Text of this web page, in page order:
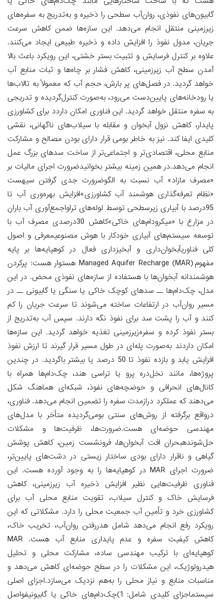
گابیون‌های نفوذی، روان‌آب سطحی را ذخیره و به‌تدریج به سفره‌های
زیرزمینی منتقل انجام می‌دهد. این سازه‌ها ضمن کاهش سرعت
جریان، مدول نفوذ را افزایش داده و ذخیره طبیعی ایجاد می‌کنند.
علاوه بر کنترل فرسایش و تثبیت بستر خشتی، این رویکرد باعث بالا
آمدن سطح آب زیرزمینی، کاهش فشار بر چاه‌ها و ثبات منابع آب
خواهد گردید. در فصل‌های پر بارش، حجم آب که معمولاً به تالاب‌ها
یا رودخانه‌های پایین‌دست می‌رود، به‌صورت کنترل‌گردیده و تدریجی
به سفره منتقل خواهد گردید. این فناوری امکان داردد برای کشاورزی
پایدار، کاهش نزول آبخوان و مقابله با سیلاب‌های ناگهانی، نقشی
کلیدی ایفا کند. نیز به خاطر بومی قرار دارای بودن مصالح و مشارکت
منابع محلی، اقتصادی‌تر و اجتماعی‌تر از ساخت سدهای بزرگ عمل
انجام می‌دهد.در همین زمینه بیشتر بخوانیدضرورت اجرای مالیات بر
«مصرف مازاد» آب نسبت به الگوضرورت جدی گرفتن سیهست
«نظام تعرفه‌گذاری هوشمند آب کشاورزی»افزایش بهره‌وری آب تا
95درصد با آبیاری زیرسطحی توسط لوله‌های تراواجمع‌آوری آب باران
در مزارع با «میکرودام‌های خاکی»کاهش 30درصدی مصرف آب با
توسعه سیستم‌های آبیاری خودکار با هوش مصنوعیمعرفی و اصول
کلی فناوریآبخوان‌داری و آبخیزداری فعال در کوهپایه‌ها بر پایه
مفهوم Managed Aquifer Recharge (MAR) هستوار هست: پرکردن
هوشمندانه آبخوان‌ها با هستفاده از سازه‌های نفوذی محض. در این
مدل، چک‌دام‌ها ــ سدهای کوچک خاکی یا سنگی یا گابیونی ــ در
مسیر روان‌آب در ارتفاعات ساخته می‌شوند تا سرعت جریان را کم
کنند و آب را پشت سد برای نفوذ نگه دارند. سپس آب به‌تدریج از
بستر نفوذ کرده و سفره‌زیرزمینی تغذیه خواهد گردید. این سازه‌ها
امکان داردند به‌صورت پله‌ای در طول مسیر قرار گیرند تا ارزش نفوذ
افزایش یابد و بازده نفوذ تا 50 درصد یا بیشتر باگردید. در چندین
پروژه‌ها، مانند نخل‌دره پرو یا تراسی هند، چک‌دام‌ها همراه با
کانال‌های انحرافی و حوضچه‌های نفوذ، شبکه‌ای هماهنگ شکل
می‌دهند که عملکرد درازمدت سفره را تضمین انجام می‌دهد. فناوری،
درواقع برگرفته از روش‌های سنتی بومی‌گردیده متأخر با مدل‌های
مهندسی حوضه‌ای هست.ضرورت‌ها، ظرفیت‌ها و مشکلات
حل‌شوندهبحران افت آبخوان‌ها، فرونشست زمین، کاهش پوشش
گیاهی و ناقرار دارای بودی ساختار زیستی در دشت‌های پایین‌تر،
ضرورت اجرای MAR در کوهپایه‌ها را به وجود آورده هست. این
فناوری ظرفیت‌هایی نظیر افزایش ذخیره آب زیرزمینی، کاهش
فرسایش خاک و کنترل سیلاب، تقویت منابع محلی آب برای
کشاورزی خرد و تأمین آب جمعیت محلی را دارد. مشکلاتی که این
رویکرد رفع انجام می‌دهد شامل هدررفتن روان‌آب، تخریب خاک،
کاهش کیفیت سفره و عدم پایداری منابع آب هست. MAR
کوهپایه‌ای با ترکیب مهندسی ساده، مشارکت محلی و تحلیل
هیدرولوژیک، این مشکلات را در سطح حوضه‌ای کاهش می‌دهد و
مناسبات منابع و نیاز محلی را به‌هم نزدیک می‌سازد.اجزای اصلی
سیستماجزای کلیدی شامل: 1)چک‌دام‌های خاکی یا گابیونیفواصل